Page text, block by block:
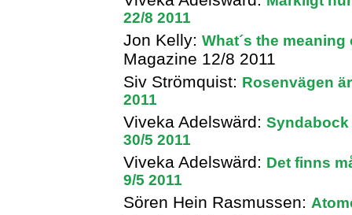
22/8 2011
Jon Kelly: What´s the
Magazine 12/8 2011
Siv Strömquist: Rosenvägen
2011
Viveka Adelswärd: Syndabock
30/5 2011
Viveka Adelswärd: Det finns
9/5 2011
Sören Hein Rasmussen: